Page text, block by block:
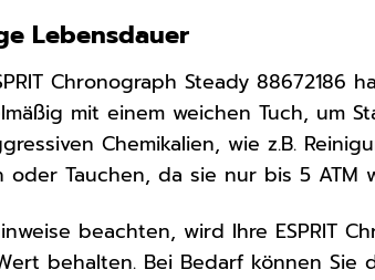
Lebensdauer
Chronograph Steady
mit einem weichen Tuch, um
Chemikalien, wie z.B.
Tauchen, da sie nur bis 5 ATM
beachten, wird Ihre ESPRIT
behalten. Bei Bedarf können Sie